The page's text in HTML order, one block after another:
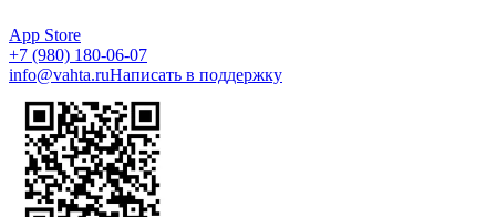
App Store
+7 (980) 180-06-07
info@vahta.ruНаписать в поддержку